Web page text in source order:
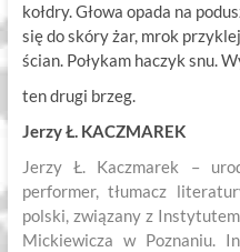
kołdry. Głowa opada na
się do skóry żar, mrok
ścian. Połykam haczyk snu.
ten drugi brzeg.
Jerzy Ł. KACZMAREK
Jerzy Ł. Kaczmarek –
performer, tłumacz
polski, związany z
Mickiewicza w Poznaniu.